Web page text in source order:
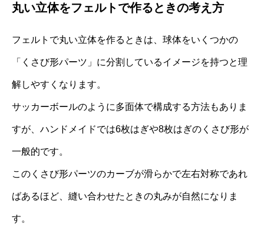
丸い立体をフェルトで作るときの考え方
フェルトで丸い立体を作るときは、球体をいくつかの
「くさび形パーツ」に分割しているイメージを持つと理
解しやすくなります。
サッカーボールのように多面体で構成する方法もありま
すが、ハンドメイドでは6枚はぎや8枚はぎのくさび形が
一般的です。
このくさび形パーツのカーブが滑らかで左右対称であれ
ばあるほど、縫い合わせたときの丸みが自然になりま
す。